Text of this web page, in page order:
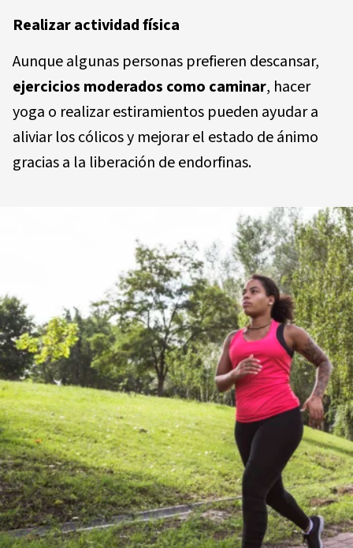
Realizar actividad física
Aunque algunas personas prefieren descansar,
ejercicios moderados como caminar, hacer
yoga o realizar estiramientos pueden ayudar a
aliviar los cólicos y mejorar el estado de ánimo
gracias a la liberación de endorfinas.